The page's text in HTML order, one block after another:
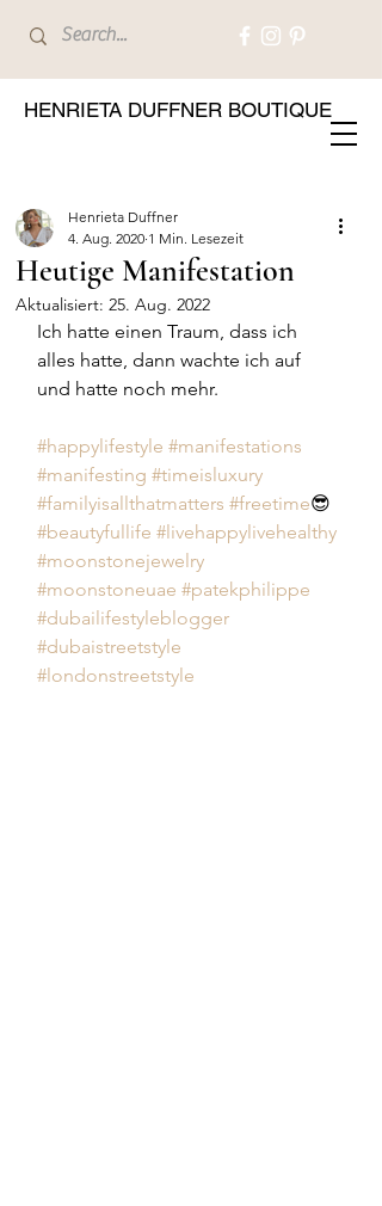
HENRIETA DUFFNER BOUTIQUE
Heutige Manifestation
Henrieta Duffner
4. Aug. 2020 1 Min. Lesezeit
Aktualisiert: 25. Aug. 2022
Ich hatte einen Traum, dass ich
alles hatte, dann wachte ich auf
und hatte noch mehr.
#happylifestyle #manifestations
#manifesting #timeisluxury
#familyisallthatmatters #freetime😎
#beautyfullife #livehappylivehealthy
#moonstonejewelry
#moonstoneuae #patekphilippe
#dubailifestyleblogger
#dubaistreetstyle
#londonstreetstyle